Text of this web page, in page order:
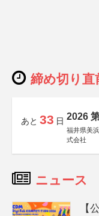
締め切り直
あと 33 日 2026
福井県美
式会社
ニュース
【